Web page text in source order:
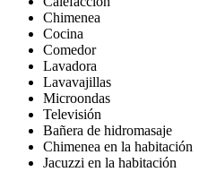
Chimenea
Cocina
Comedor
Lavadora
Lavavajillas
Microondas
Televisión
Bañera de hidromasaje
Chimenea en la habitación
Jacuzzi en la habitación